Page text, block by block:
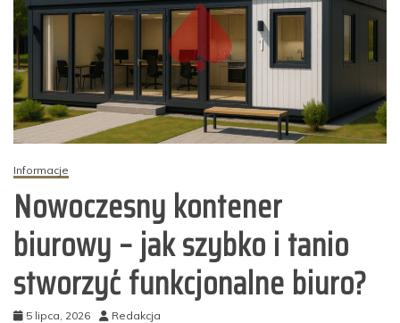
Informacje
Nowoczesny kontener
biurowy – jak szybko i tanio
stworzyć funkcjonalne biuro?
5 lipca, 2026 Redakcja